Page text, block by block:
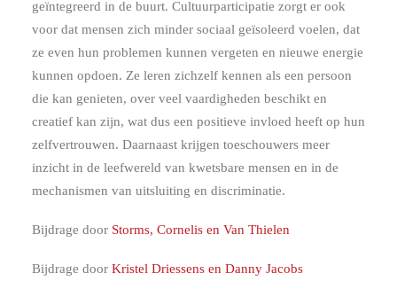
geïntegreerd in de buurt. Cultuurparticipatie zorgt er ook
voor dat mensen zich minder sociaal geïsoleerd voelen, dat
ze even hun problemen kunnen vergeten en nieuwe energie
kunnen opdoen. Ze leren zichzelf kennen als een persoon
die kan genieten, over veel vaardigheden beschikt en
creatief kan zijn, wat dus een positieve invloed heeft op hun
zelfvertrouwen. Daarnaast krijgen toeschouwers meer
inzicht in de leefwereld van kwetsbare mensen en in de
mechanismen van uitsluiting en discriminatie.
Bijdrage door Storms, Cornelis en Van Thielen
Bijdrage door Kristel Driessens en Danny Jacobs